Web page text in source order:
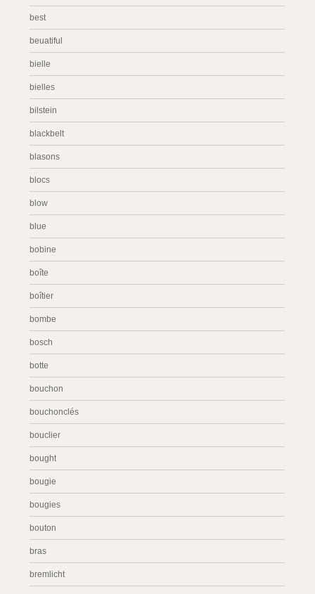
best
beuatiful
bielle
bielles
bilstein
blackbelt
blasons
blocs
blow
blue
bobine
boîte
boîtier
bombe
bosch
botte
bouchon
bouchonclés
bouclier
bought
bougie
bougies
bouton
bras
bremlicht